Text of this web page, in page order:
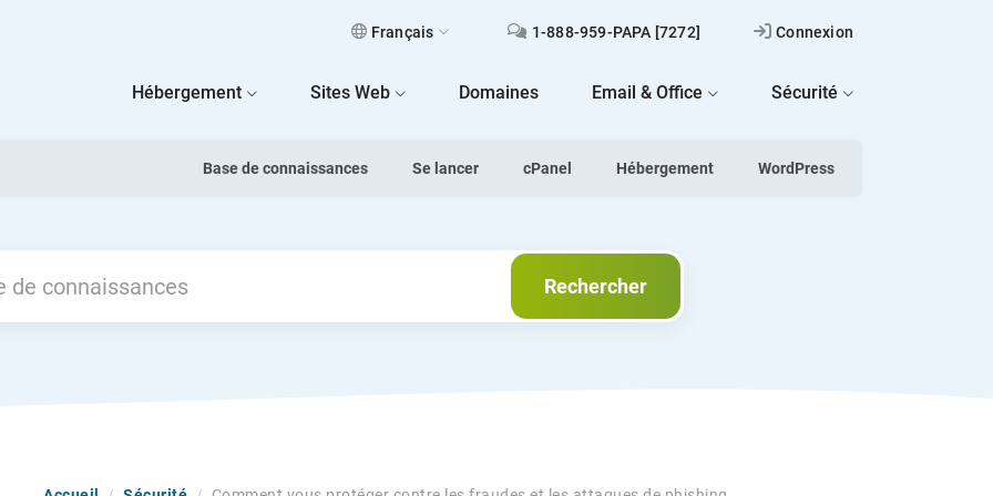
Français 1-888-959-PAPA [7272] Connexion
Hébergement Sites Web Domaines Email & Office Sécurité
Base de connaissances Se lancer cPanel Hébergement WordPress
Rechercher
Rechercher